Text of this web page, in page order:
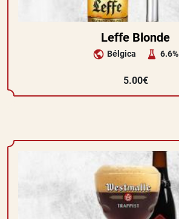
Leffe Blonde
Bélgica 6.6%
5.00€